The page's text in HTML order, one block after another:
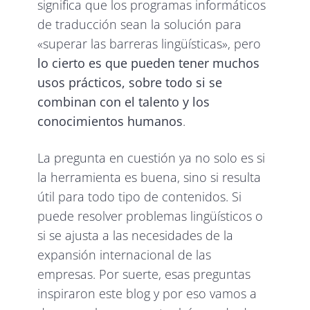
significa que los programas informáticos
de traducción sean la solución para
«superar las barreras lingüísticas», pero
lo cierto es que pueden tener muchos
usos prácticos, sobre todo si se
combinan con el talento y los
conocimientos humanos.
La pregunta en cuestión ya no solo es si
la herramienta es buena, sino si resulta
útil para todo tipo de contenidos. Si
puede resolver problemas lingüísticos o
si se ajusta a las necesidades de la
expansión internacional de las
empresas. Por suerte, esas preguntas
inspiraron este blog y por eso vamos a